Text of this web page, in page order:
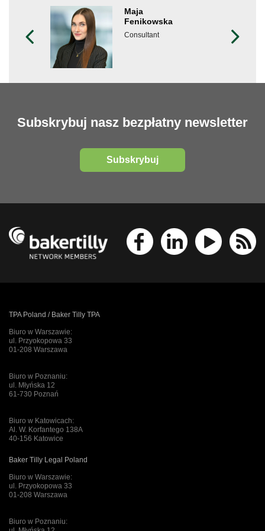
Maja
Fenikowska
Consultant
Subskrybuj nasz bezpłatny newsletter
Subskrybuj
TPA Poland / Baker Tilly TPA
Biuro w Warszawie:
ul. Przyokopowa 33
01-208 Warszawa
Biuro w Poznaniu:
ul. Młyńska 12
61-730 Poznań
Biuro w Katowicach:
Al. W. Korfantego 138A
40-156 Katowice
Baker Tilly Legal Poland
Biuro w Warszawie:
ul. Przyokopowa 33
01-208 Warszawa
Biuro w Poznaniu: